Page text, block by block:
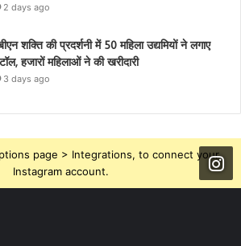
2 days ago
शक्ति की प्रदर्शनी में 50 महिला उद्यमियों ने लगाए
हजारों महिलाओं ने की खरीदारी
3 days ago
page > Integrations, to connect your
Instagram account.